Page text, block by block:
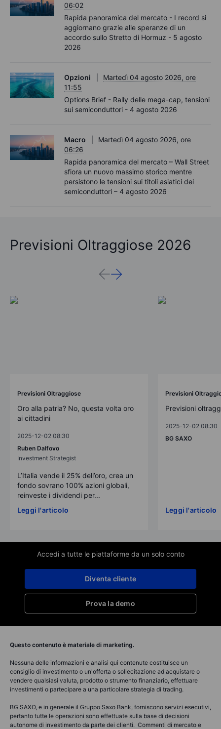
06:02
Rapida panoramica del mercato - I record si
aggiornano grazie alle speranze di un
accordo sullo Stretto di Hormuz - 5 agosto
2026
Opzioni
Martedì 04 agosto 2026, ore
11:55
Options Brief - Rally delle mega-cap, tensioni
sui semiconduttori - 4 agosto 2026
Macro
Martedì 04 agosto 2026, ore
06:26
Rapida panoramica del mercato – Wall Street
sfiora un nuovo massimo storico mentre
persistono le tensioni sui titoli asiatici dei
semiconduttori – 4 agosto 2026
Previsioni Oltraggiose 2026
Previsioni Oltraggiose
Oro alla patria? No, questa volta oro
ai cittadini
2025-12-02 08:30
Ruben Dalfovo
Investment Strategist
L’Italia vende il 25% dell’oro, crea un
fondo sovrano 100% azioni globali,
reinveste i dividendi per...
Leggi l'articolo
Previsioni
Previsioni
2025-12-02 08:30
BG SAXO
Leggi l'articolo
Accedi a tutte le piattaforme da un solo conto
Prova la demo
Diventa cliente
Questo contenuto è materiale di marketing.
Nessuna delle informazioni e analisi qui contenute costituisce un
consiglio di investimento o un'offerta o sollecitazione ad acquistare o
vendere qualsiasi valuta, prodotto o strumento finanziario, effettuare
investimenti o partecipare a una particolare strategia di trading.
BG SAXO, e in generale il Gruppo Saxo Bank, forniscono servizi esecutivi,
pertanto tutte le operazioni sono effettuate sulla base di decisioni
autonome di investimento da parte dei clienti. Commenti di mercato e